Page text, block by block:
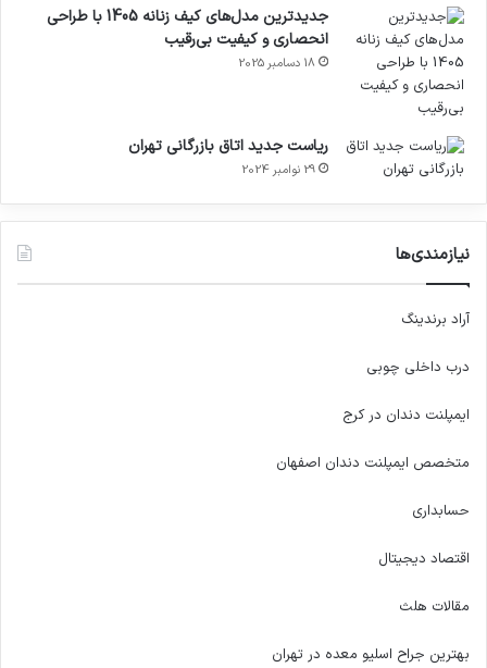
جدیدترین مدل‌های کیف زنانه 1405 با طراحی
انحصاری و کیفیت بی‌رقیب
18 دسامبر 2025
ریاست جدید اتاق بازرگانی تهران
29 نوامبر 2024
نیازمندی‌ها
آراد برندینگ
درب داخلی چوبی
ایمپلنت دندان در کرج
متخصص ایمپلنت دندان اصفهان
حسابداری
اقتصاد دیجیتال
مقالات هلث
بهترین جراح اسلیو معده در تهران